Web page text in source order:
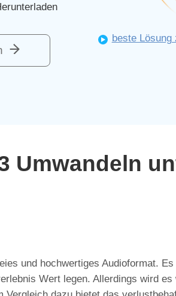
beste Lösung
Umwandeln
und hochwertiges Audioformat.
Wert legen. Allerdings wird